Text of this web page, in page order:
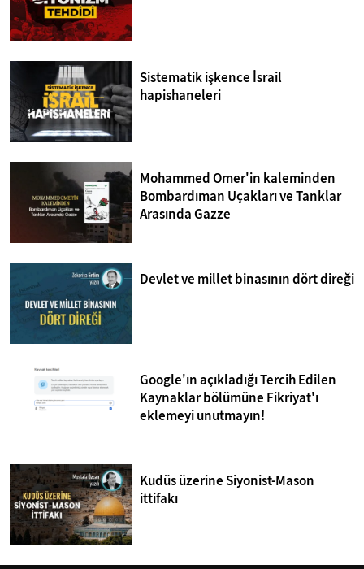
Sistematik işkence İsrail
hapishaneleri
Mohammed Omer'in kaleminden
Bombardıman Uçakları ve Tanklar
Arasında Gazze
Devlet ve millet binasının dört direği
Google'ın açıkladığı Tercih Edilen
Kaynaklar bölümüne Fikriyat'ı
eklemeyi unutmayın!
Kudüs üzerine Siyonist-Mason
ittifakı